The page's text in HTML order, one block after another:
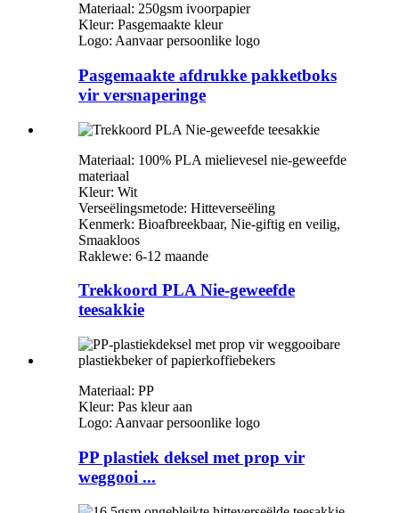
Materiaal: 250gsm ivoorpapier
Kleur: Pasgemaakte kleur
Logo: Aanvaar persoonlike logo
Pasgemaakte afdrukke pakketboks
vir versnaperinge
Materiaal: 100% PLA mielievesel nie-geweefde
materiaal
Kleur: Wit
Verseëlingsmetode: Hitteverseëling
Kenmerk: Bioafbreekbaar, Nie-giftig en veilig,
Smaakloos
Raklewe: 6-12 maande
Trekkoord PLA Nie-geweefde
teesakkie
Materiaal: PP
Kleur: Pas kleur aan
Logo: Aanvaar persoonlike logo
PP plastiek deksel met prop vir
weggooi ...